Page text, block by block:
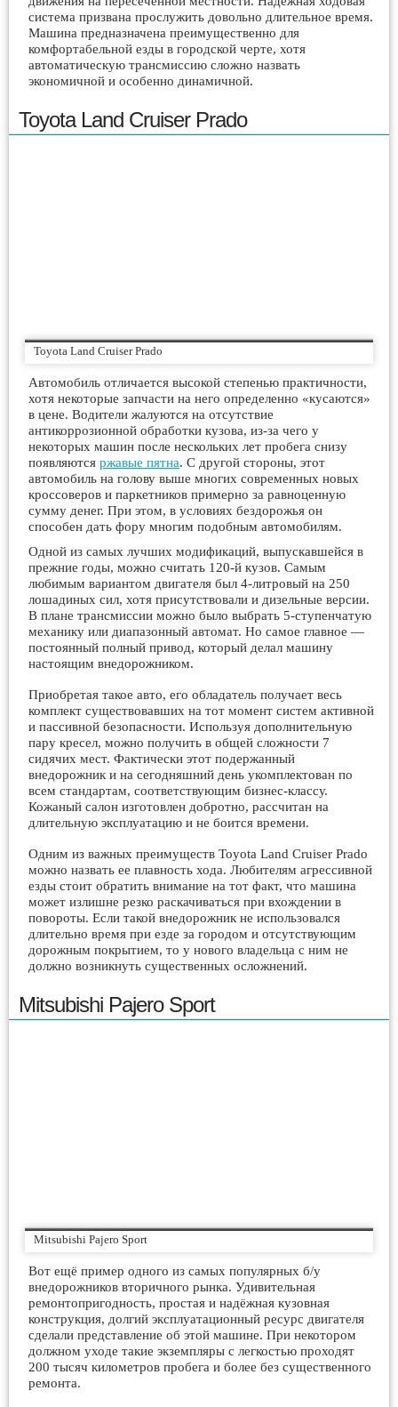
система призвана прослужить довольно длительное время.
Машина предназначена преимущественно для
комфортабельной езды в городской черте, хотя
автоматическую трансмиссию сложно назвать
экономичной и особенно динамичной.
Toyota Land Cruiser Prado
Toyota Land Cruiser Prado
Автомобиль отличается высокой степенью практичности,
хотя некоторые запчасти на него определенно «кусаются»
в цене. Водители жалуются на отсутствие
антикоррозионной обработки кузова, из-за чего у
некоторых машин после нескольких лет пробега снизу
появляются ржавые пятна. С другой стороны, этот
автомобиль на голову выше многих современных новых
кроссоверов и паркетников примерно за равноценную
сумму денег. При этом, в условиях бездорожья он
способен дать фору многим подобным автомобилям.
Одной из самых лучших модификаций, выпускавшейся в
прежние годы, можно считать 120-й кузов. Самым
любимым вариантом двигателя был 4-литровый на 250
лошадиных сил, хотя присутствовали и дизельные версии.
В плане трансмиссии можно было выбрать 5-ступенчатую
механику или диапазонный автомат. Но самое главное —
постоянный полный привод, который делал машину
настоящим внедорожником.
Приобретая такое авто, его обладатель получает весь
комплект существовавших на тот момент систем активной
и пассивной безопасности. Используя дополнительную
пару кресел, можно получить в общей сложности 7
сидячих мест. Фактически этот подержанный
внедорожник и на сегодняшний день укомплектован по
всем стандартам, соответствующим бизнес-классу.
Кожаный салон изготовлен добротно, рассчитан на
длительную эксплуатацию и не боится времени.
Одним из важных преимуществ Toyota Land Cruiser Prado
можно назвать ее плавность хода. Любителям агрессивной
езды стоит обратить внимание на тот факт, что машина
может излишне резко раскачиваться при вхождении в
повороты. Если такой внедорожник не использовался
длительно время при езде за городом и отсутствующим
дорожным покрытием, то у нового владельца с ним не
должно возникнуть существенных осложнений.
Mitsubishi Pajero Sport
Mitsubishi Pajero Sport
Вот ещё пример одного из самых популярных б/у
внедорожников вторичного рынка. Удивительная
ремонтопригодность, простая и надёжная кузовная
конструкция, долгий эксплуатационный ресурс двигателя
сделали представление об этой машине. При некотором
должном уходе такие экземпляры с легкостью проходят
200 тысяч километров пробега и более без существенного
ремонта.